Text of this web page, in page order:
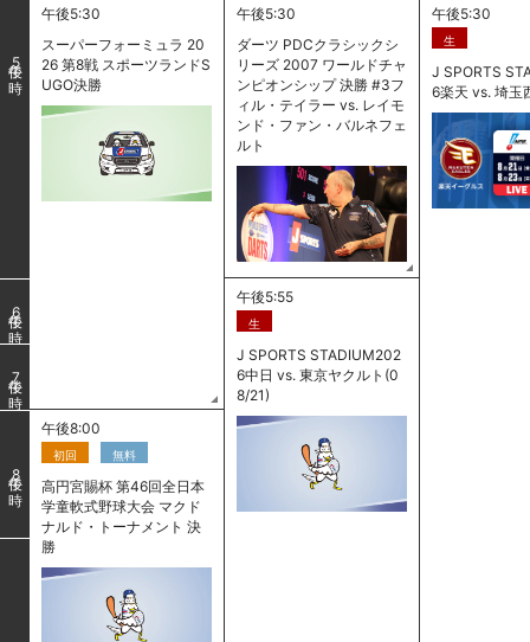
5
午後5:30
スーパーフォーミュラ 20
26 第8戦 スポーツランドS
UGO決勝
午後5:30
ダーツ PDCクラシックシ
リーズ 2007 ワールドチャ
ンピオンシップ 決勝 #3フ
ィル・テイラー vs. レイモ
ンド・ファン・バルネフェ
ルト
午後5:30
生
J SPORTS
6楽天 vs. 埼玉
午後5:55
生
J SPORTS STADIUM202
6中日 vs. 東京ヤクルト(0
8/21)
6
7
8
午後8:00
初回 無料
高円宮賜杯 第46回全日本
学童軟式野球大会 マクド
ナルド・トーナメント 決
勝